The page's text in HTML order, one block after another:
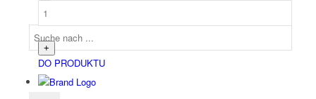
DO PRODUKTU